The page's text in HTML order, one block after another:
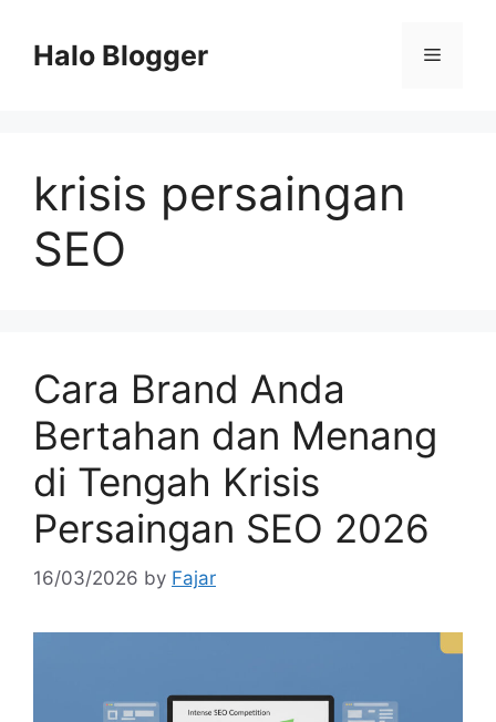
contentHalo Blogger Menu
krisis persaingan
SEO
Cara Brand Anda
Bertahan dan Menang
di Tengah Krisis
Persaingan SEO 2026
16/03/2026 by Fajar